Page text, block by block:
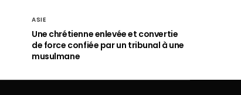
ASIE
Une chrétienne enlevée et convertie
de force confiée par un tribunal à une
musulmane